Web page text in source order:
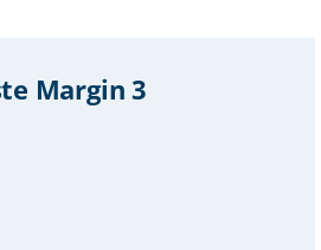
Margin 3